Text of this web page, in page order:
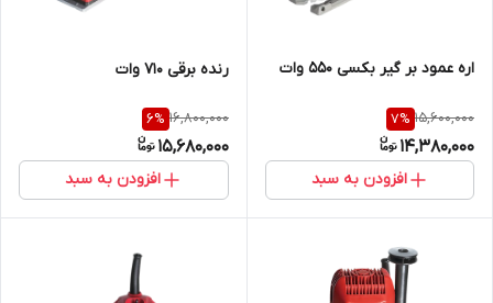
اره عمود بر گیر بکسی 550 وات
15,600,000
7%
14,380,000
افزودن به سبد
رنده برقی 710 وات
16,800,000
6%
15,680,000
افزودن به سبد